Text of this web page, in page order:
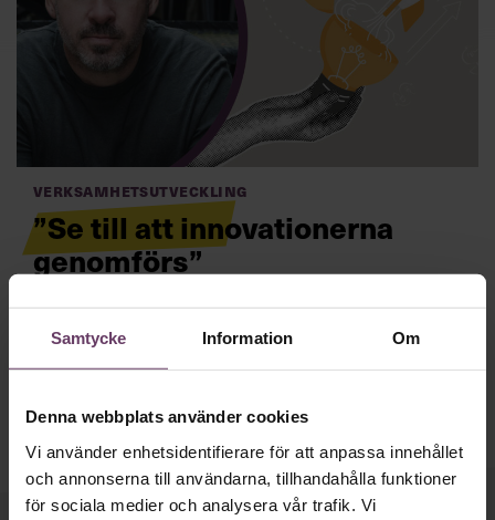
Samtycke Information Om
Denna webbplats använder cookies
Vi använder enhetsidentifierare för att anpassa innehållet
och annonserna till användarna, tillhandahålla funktioner
för sociala medier och analysera vår trafik. Vi
Logga in
Villkor och policy för
personuppgiftsbehandling
Verksamhetsutveckling
”Se till att innovationerna
genomförs”
Det finns så mycket forskning om att skapa
innovationsklimat – men ändå görs det inte, menar
Marcus Praetorius Björk, forskare i psykologi.